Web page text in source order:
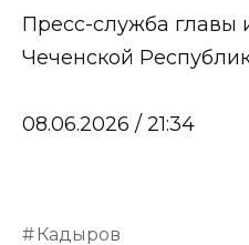
Пресс-служба главы
Чеченской
08.06.2026 / 21:34
Кадыров